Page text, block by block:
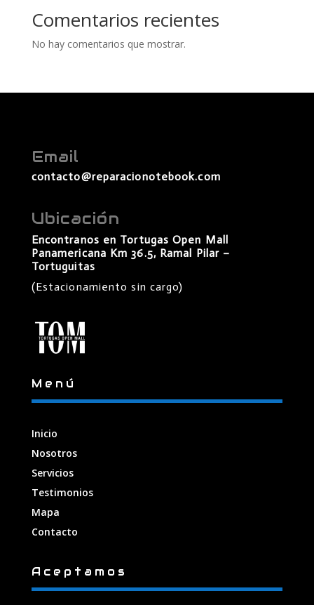
Comentarios recientes
No hay comentarios que mostrar.
Email
contacto@reparacionotebook.com
Ubicación
Encontranos en Tortugas Open Mall
Panamericana Km 36.5, Ramal Pilar –
Tortuguitas
(Estacionamiento sin cargo)
Menú
Inicio
Nosotros
Servicios
Testimonios
Mapa
Contacto
Aceptamos